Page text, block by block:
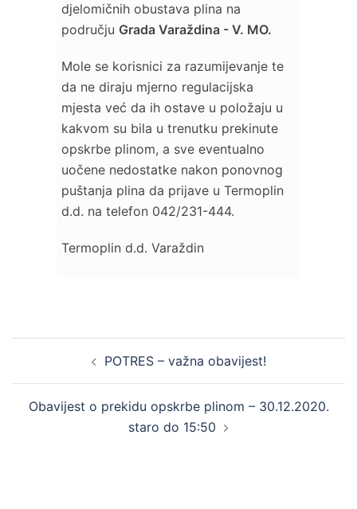
djelomičnih obustava plina na
području Grada Varaždina - V. MO.
Mole se korisnici za razumijevanje te
da ne diraju mjerno regulacijska
mjesta već da ih ostave u položaju u
kakvom su bila u trenutku prekinute
opskrbe plinom, a sve eventualno
uočene nedostatke nakon ponovnog
puštanja plina da prijave u Termoplin
d.d. na telefon 042/231-444.
Termoplin d.d. Varaždin
navigationPOTRES – važna obavijest!
Obavijest o prekidu opskrbe plinom – 30.12.2020.
staro do 15:50